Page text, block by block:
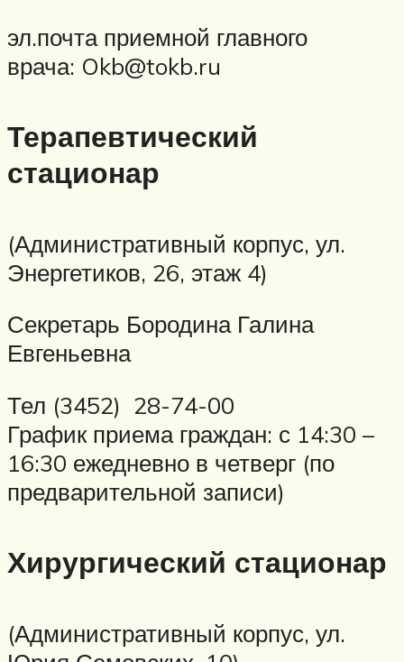
эл.почта приемной главного
врача: Okb@tokb.ru
Терапевтический
стационар
(Административный корпус, ул.
Энергетиков, 26, этаж 4)
Секретарь Бородина Галина
Евгеньевна
Тел (3452) 28-74-00
График приема граждан: с 14:30 –
16:30 ежедневно в четверг (по
предварительной записи)
Хирургический стационар
(Административный корпус, ул.